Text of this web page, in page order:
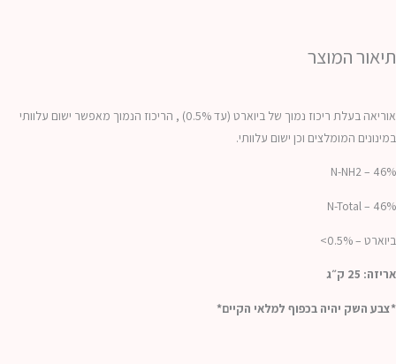
תיאור המוצר
אוריאה בעלת ריכוז נמוך של ביוארט (עד 0.5%) , הריכוז הנמוך מאפשר ישום עלוותי
במינונים המומלצים וכן ישום עלוותי.
N-NH2 – 46%
N-Total – 46%
ביוארט – 0.5%>
אריזה: 25 ק״ג
*צבע השק יהיה בכפוף למלאי הקיים*